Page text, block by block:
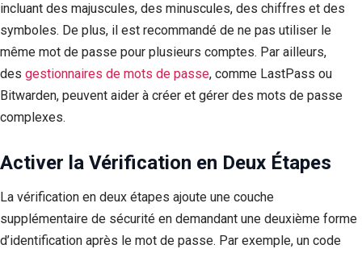
incluant des majuscules, des minuscules, des chiffres et des
symboles. De plus, il est recommandé de ne pas utiliser le
même mot de passe pour plusieurs comptes. Par ailleurs,
des gestionnaires de mots de passe, comme LastPass ou
Bitwarden, peuvent aider à créer et gérer des mots de passe
complexes.
Activer la Vérification en Deux Étapes
La vérification en deux étapes ajoute une couche
supplémentaire de sécurité en demandant une deuxième forme
d’identification après le mot de passe. Par exemple, un code